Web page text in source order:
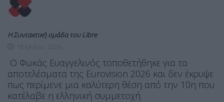
Η Συντακτική ομάδα του Libre
O Φωκάς Ευαγγελινός τοποθετήθηκε για τα
αποτελέσματα της Eurovision 2026 και δεν έκρυψε
πως περίμενε μια καλύτερη θέση από την 10η που
κατέλαβε η ελληνική συμμετοχή.